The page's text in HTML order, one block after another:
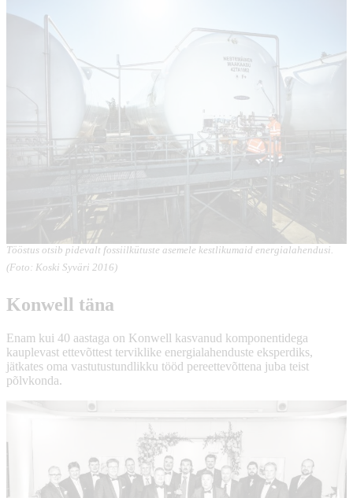
Tööstus otsib pidevalt fossiilkütuste asemele kestlikumaid energialahendusi.
(Foto: Koski Syväri 2016)
Konwell täna
Enam kui 40 aastaga on Konwell kasvanud komponentidega
kauplevast ettevõttest terviklike energialahenduste eksperdiks,
jätkates oma vastutustundlikku tööd pereettevõttena juba teist
põlvkonda.